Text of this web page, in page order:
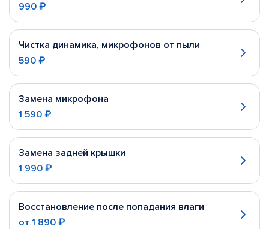
990 ₽
Чистка динамика, микрофонов от пыли
590 ₽
Замена микрофона
1 590 ₽
Замена задней крышки
1 990 ₽
Восстановление после попадания влаги
от 1 890 ₽